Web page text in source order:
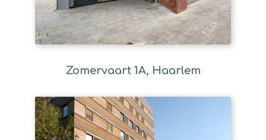
Zomervaart 1A, Haarlem